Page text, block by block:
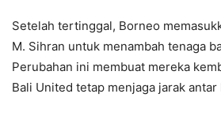
Setelah tertinggal, Borneo
M. Sihran untuk menambah tenaga
Perubahan ini membuat mereka
Bali United tetap menjaga jarak